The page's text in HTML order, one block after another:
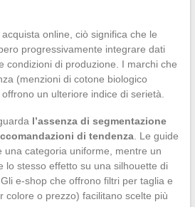
online, ciò significa che le
progressivamente integrare dati
condizioni di produzione. I marchi che
(menzioni di cotone biologico
un ulteriore indice di serietà.
l’assenza di segmentazione
di tendenza. Le guide
una categoria uniforme, mentre un
lo stesso effetto su una silhouette di
e-shop che offrono filtri per taglia e
colore o prezzo) facilitano scelte più